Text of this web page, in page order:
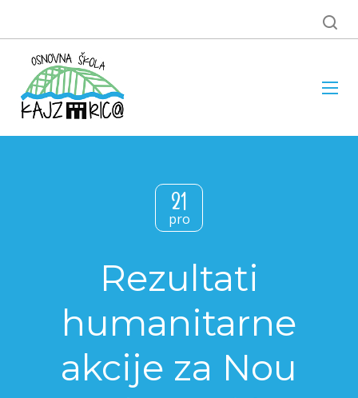
21
pro
Rezultati
humanitarne
akcije za Nou